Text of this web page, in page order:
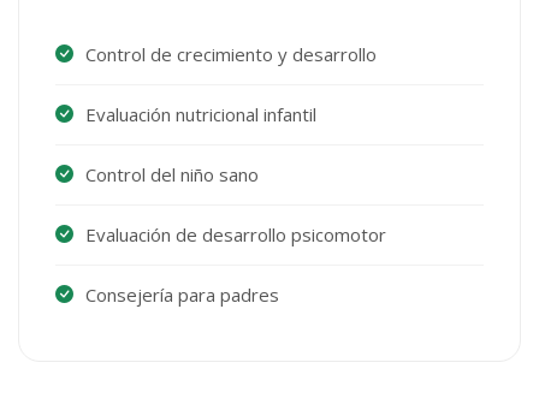
Control de crecimiento y desarrollo
Evaluación nutricional infantil
Control del niño sano
Evaluación de desarrollo psicomotor
Consejería para padres